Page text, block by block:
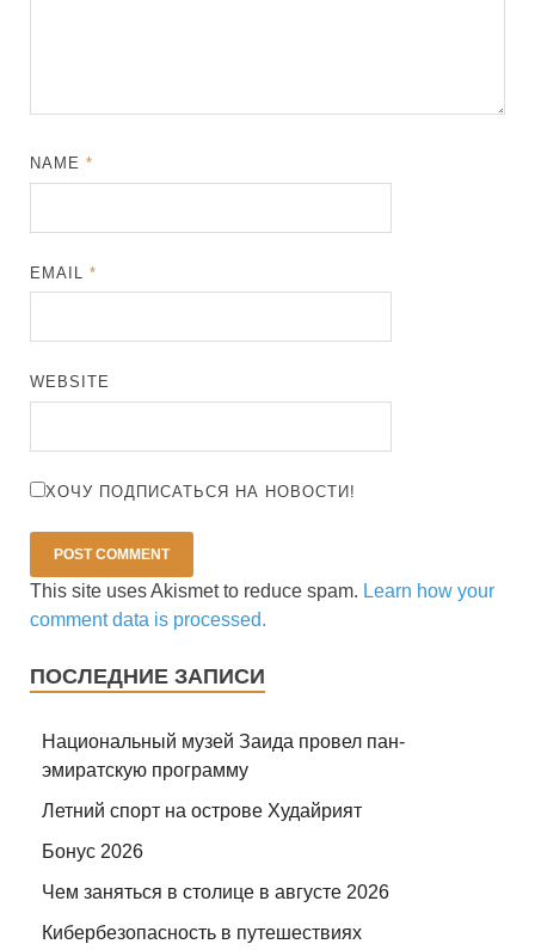
NAME*
EMAIL*
WEBSITE
ХОЧУ ПОДПИСАТЬСЯ НА НОВОСТИ!
This site uses Akismet to reduce spam. Learn how your
comment data is processed.
ПОСЛЕДНИЕ ЗАПИСИ
Национальный музей Заида провел пан-
эмиратскую программу
Летний спорт на острове Худайрият
Бонус 2026
Чем заняться в столице в августе 2026
Кибербезопасность в путешествиях